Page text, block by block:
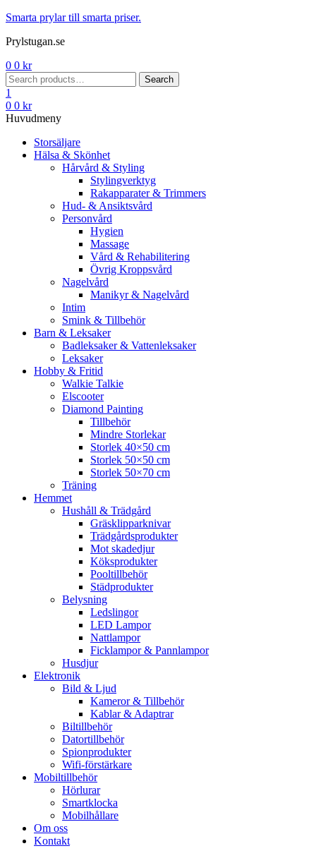
Menu
Smarta prylar till smarta priser.
Prylstugan.se
0 0 kr
Search
for:
Search
1
0 0 kr
Huvudmeny
Storsäljare
Hälsa & Skönhet
Hårvård & Styling
Stylingverktyg
Rakapparater & Trimmers
Hud- & Ansiktsvård
Personvård
Hygien
Massage
Vård & Rehabilitering
Övrig Kroppsvård
Nagelvård
Manikyr & Nagelvård
Intim
Smink & Tillbehör
Barn & Leksaker
Badleksaker & Vattenleksaker
Leksaker
Hobby & Fritid
Walkie Talkie
Elscooter
Diamond Painting
Tillbehör
Mindre Storlekar
Storlek 40×50 cm
Storlek 50×50 cm
Storlek 50×70 cm
Träning
Hemmet
Hushåll & Trädgård
Gräsklipparknivar
Trädgårdsprodukter
Mot skadedjur
Köksprodukter
Pooltillbehör
Städprodukter
Belysning
Ledslingor
LED Lampor
Nattlampor
Ficklampor & Pannlampor
Husdjur
Elektronik
Bild & Ljud
Kameror & Tillbehör
Kablar & Adaptrar
Biltillbehör
Datortillbehör
Spionprodukter
Wifi-förstärkare
Mobiltillbehör
Hörlurar
Smartklocka
Mobilhållare
Om oss
Kontakt